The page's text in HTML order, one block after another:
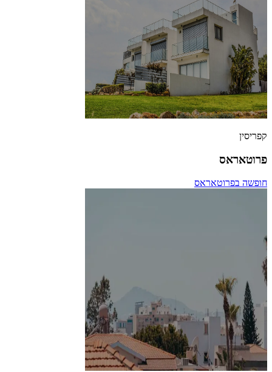
קפריסין
פרוטאראס
חופשה בפרוטאראס